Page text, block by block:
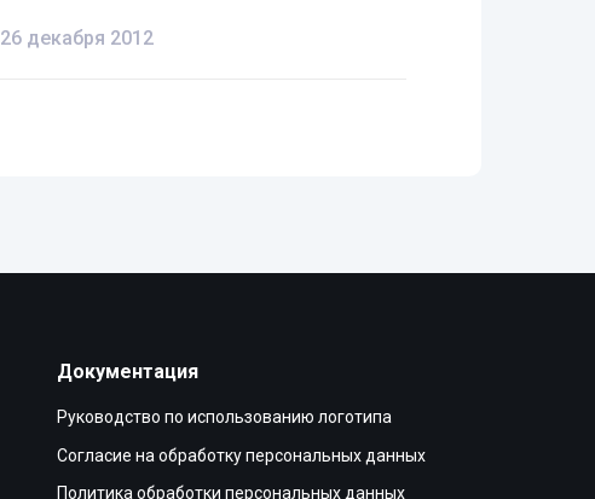
26 декабря 2012
Руководство по использованию логотипа
Согласие на обработку персональных данных
Политика обработки персональных данных
Документация